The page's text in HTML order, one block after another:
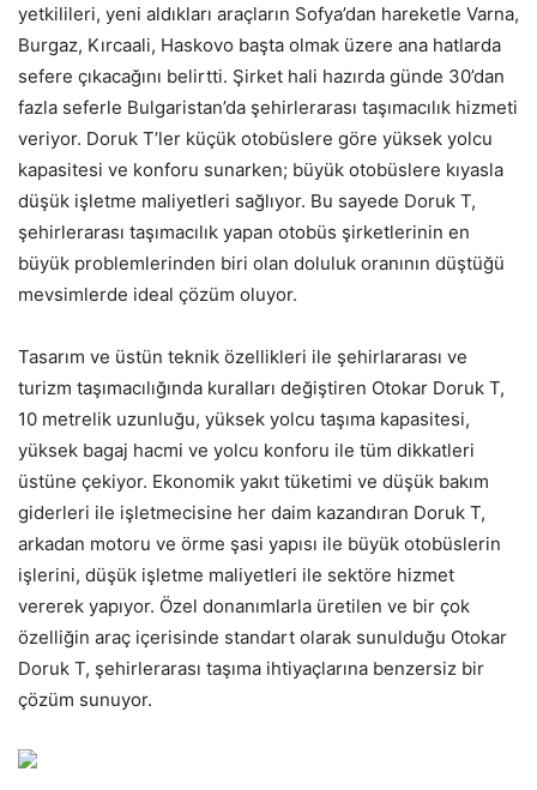
yetkilileri, yeni aldıkları araçların Sofya’dan hareketle Varna,
Burgaz, Kırcaali, Haskovo başta olmak üzere ana hatlarda
sefere çıkacağını belirtti. Şirket hali hazırda günde 30’dan
fazla seferle Bulgaristan’da şehirlerarası taşımacılık hizmeti
veriyor. Doruk T’ler küçük otobüslere göre yüksek yolcu
kapasitesi ve konforu sunarken; büyük otobüslere kıyasla
düşük işletme maliyetleri sağlıyor. Bu sayede Doruk T,
şehirlerarası taşımacılık yapan otobüs şirketlerinin en
büyük problemlerinden biri olan doluluk oranının düştüğü
mevsimlerde ideal çözüm oluyor.
Tasarım ve üstün teknik özellikleri ile şehirlararası ve
turizm taşımacılığında kuralları değiştiren Otokar Doruk T,
10 metrelik uzunluğu, yüksek yolcu taşıma kapasitesi,
yüksek bagaj hacmi ve yolcu konforu ile tüm dikkatleri
üstüne çekiyor. Ekonomik yakıt tüketimi ve düşük bakım
giderleri ile işletmecisine her daim kazandıran Doruk T,
arkadan motoru ve örme şasi yapısı ile büyük otobüslerin
işlerini, düşük işletme maliyetleri ile sektöre hizmet
vererek yapıyor. Özel donanımlarla üretilen ve bir çok
özelliğin araç içerisinde standart olarak sunulduğu Otokar
Doruk T, şehirlerarası taşıma ihtiyaçlarına benzersiz bir
çözüm sunuyor.